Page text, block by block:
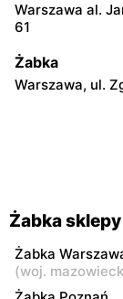
Warszawa al.
61
Żabka
Warszawa, ul.
Świętokrzyska
Żabka
Łódź, ul. Żurawia
Żabka
Żabka
Żabka
(woj.